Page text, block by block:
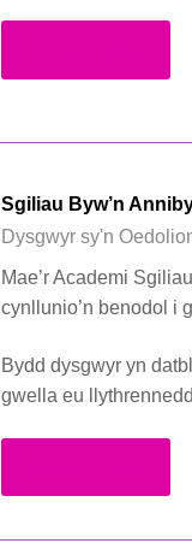
Sgiliau Byw’n
Dysgwyr sy'n
Mae’r Academi
cynllunio’n benodol i
Bydd dysgwyr yn
gwella eu